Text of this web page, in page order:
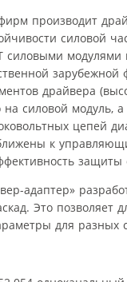
производит
силовой
модулями
драйвера
на силовой
цепей
к
защиты
адаптер»
Это
для разных